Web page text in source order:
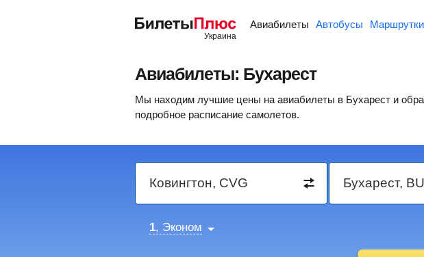
Авиабилеты Автобусы Маршрутки
Авиабилеты: Бухарест
Мы находим лучшие цены на авиабилеты в Бухарест и
подробное расписание самолетов.
1, Эконом